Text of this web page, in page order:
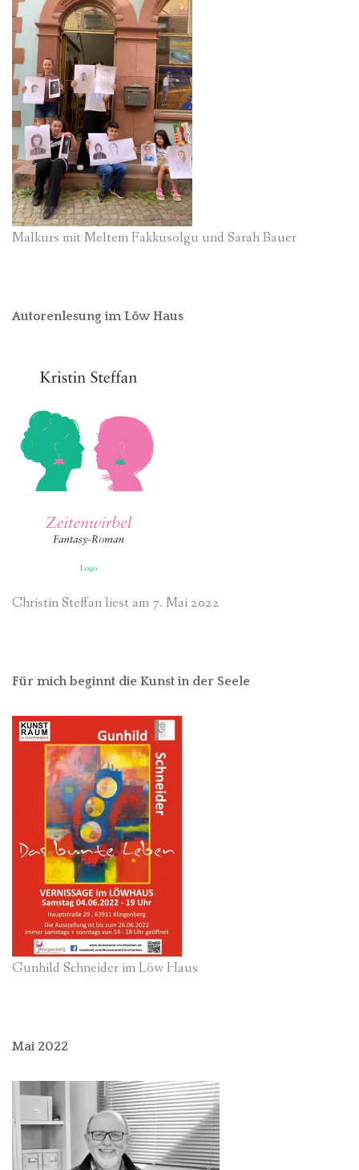
Malkurs mit Meltem Fakkusolgu und Sarah Bauer
Autorenlesung im Löw Haus
Christin Steffan liest am 7. Mai 2022
Für mich beginnt die Kunst in der Seele
Gunhild Schneider im Löw Haus
Mai 2022